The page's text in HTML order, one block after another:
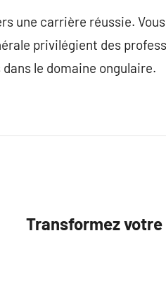
une carrière réussie.
privilégient des
le domaine ongulaire.
Transformez